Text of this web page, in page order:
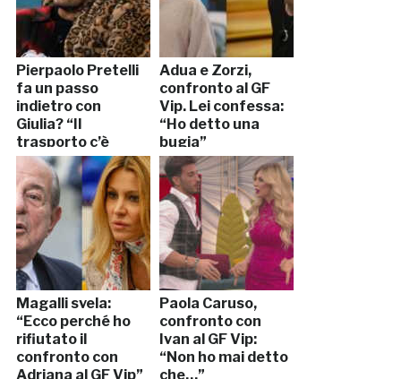
Pierpaolo Pretelli
fa un passo
indietro con
Giulia? “Il
trasporto c’è
ma…”
Adua e Zorzi,
confronto al GF
Vip. Lei confessa:
“Ho detto una
bugia”
Magalli svela:
“Ecco perché ho
rifiutato il
confronto con
Adriana al GF Vip”
Paola Caruso,
confronto con
Ivan al GF Vip:
“Non ho mai detto
che…”